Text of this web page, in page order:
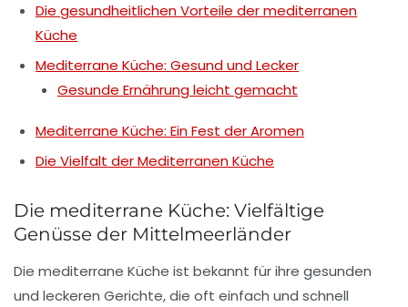
Die gesundheitlichen Vorteile der mediterranen
Küche
Mediterrane Küche: Gesund und Lecker
Gesunde Ernährung leicht gemacht
Mediterrane Küche: Ein Fest der Aromen
Die Vielfalt der Mediterranen Küche
Die mediterrane Küche: Vielfältige
Genüsse der Mittelmeerländer
Die mediterrane Küche ist bekannt für ihre gesunden
und leckeren Gerichte, die oft einfach und schnell